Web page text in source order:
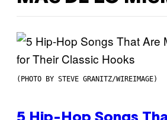
(PHOTO BY STEVE GRANITZ/WIREIMAGE)